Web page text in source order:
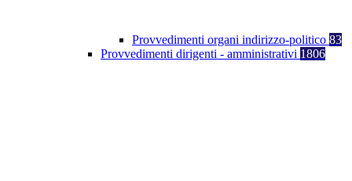
Provvedimenti organi indirizzo-politico 83
Provvedimenti dirigenti - amministrativi 1806